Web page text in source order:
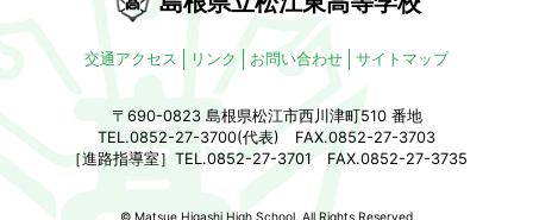
交通アクセス リンク お問い合わせ サイトマップ
〒690-0823 島根県松江市西川津町510 番地
TEL.0852-27-3700(代表) FAX.0852-27-3703
［進路指導室］TEL.0852-27-3701 FAX.0852-27-3735
© Matsue Higashi High School. All Rights Reserved